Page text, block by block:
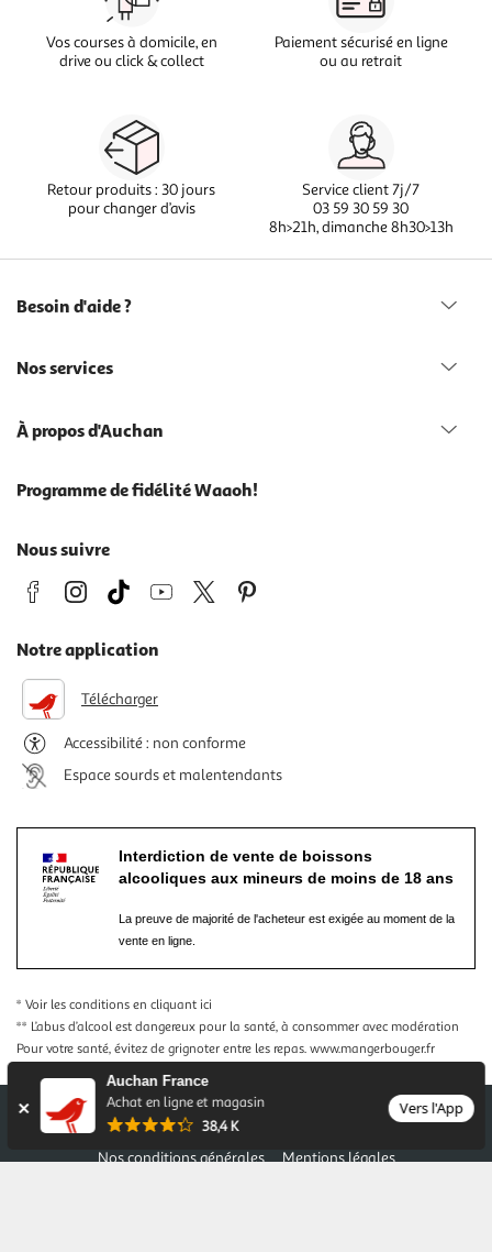
Auchan France
Achat en ligne et magasin
38,4 K
Vers l'App
Vos courses à domicile, en
drive ou click & collect
Paiement sécurisé en ligne
ou au retrait
Retour produits : 30 jours
pour changer d’avis
Service client 7j/7
03 59 30 59 30
8h>21h, dimanche 8h30>13h
Besoin d'aide ?
Nos services
À propos d'Auchan
Programme de fidélité Waaoh!
Nous suivre
Notre application
Télécharger
Accessibilité : non conforme
Espace sourds et malentendants
Interdiction de vente de boissons
alcooliques aux mineurs de moins de 18 ans
La preuve de majorité de l'acheteur est exigée au moment de la
vente en ligne.
* Voir les conditions en cliquant ici
** L’abus d’alcool est dangereux pour la santé, à consommer avec modération
Pour votre santé, évitez de grignoter entre les repas. www.mangerbouger.fr
Nos conditions générales
Mentions légales